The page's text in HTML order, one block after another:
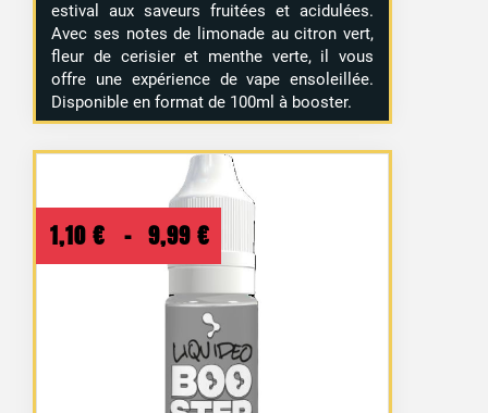
estival aux saveurs fruitées et acidulées.
Avec ses notes de limonade au citron vert,
fleur de cerisier et menthe verte, il vous
offre une expérience de vape ensoleillée.
Disponible en format de 100ml à booster.
1,10 € – 9,99 €
Plage
de
prix :
1,10 €
à